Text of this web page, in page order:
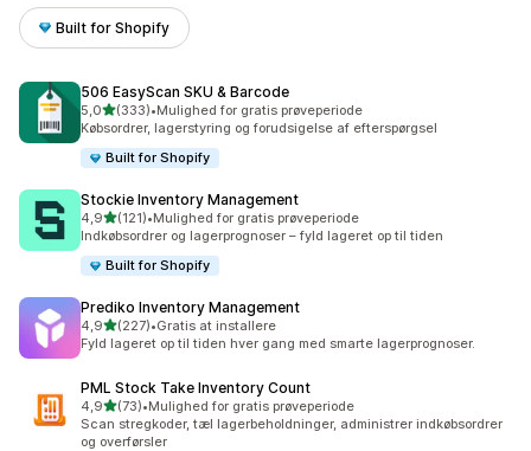
Built for Shopify
506 EasyScan SKU & Barcode
5,0ud af 5 stjerner
(333)
333 anmeldelser i alt
•Mulighed for gratis prøveperiode
Købsordrer, lagerstyring og forudsigelse af efterspørgsel
Built for Shopify
Stockie Inventory Management
4,9ud af 5 stjerner
(121)
121 anmeldelser i alt
•Mulighed for gratis prøveperiode
Indkøbsordrer og lagerprognoser – fyld lageret op til tiden
Built for Shopify
Prediko Inventory Management
4,9ud af 5 stjerner
(227)
227 anmeldelser i alt
•Gratis at installere
Fyld lageret op til tiden hver gang med smarte lagerprognoser.
PML Stock Take Inventory Count
4,9ud af 5 stjerner
(73)
73 anmeldelser i alt
•Mulighed for gratis prøveperiode
Scan stregkoder, tæl lagerbeholdninger, administrer indkøbsordrer
og overførsler